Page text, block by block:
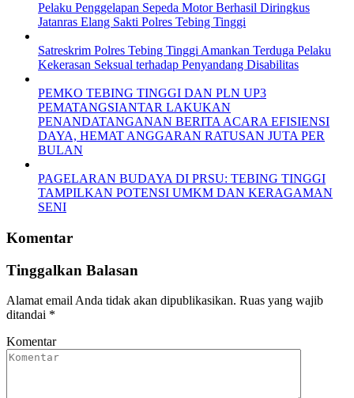
Pelaku Penggelapan Sepeda Motor Berhasil Diringkus
Jatanras Elang Sakti Polres Tebing Tinggi
Satreskrim Polres Tebing Tinggi Amankan Terduga Pelaku
Kekerasan Seksual terhadap Penyandang Disabilitas
PEMKO TEBING TINGGI DAN PLN UP3
PEMATANGSIANTAR LAKUKAN
PENANDATANGANAN BERITA ACARA EFISIENSI
DAYA, HEMAT ANGGARAN RATUSAN JUTA PER
BULAN
PAGELARAN BUDAYA DI PRSU: TEBING TINGGI
TAMPILKAN POTENSI UMKM DAN KERAGAMAN
SENI
Komentar
Tinggalkan Balasan
Alamat email Anda tidak akan dipublikasikan. Ruas yang wajib
ditandai *
Komentar